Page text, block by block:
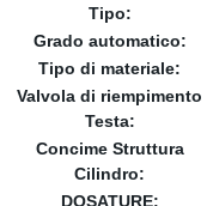
Tipo:
Grado automatico:
Tipo di materiale:
Valvola di riempimento
Testa:
Concime Struttura
Cilindro:
DOSATURE: